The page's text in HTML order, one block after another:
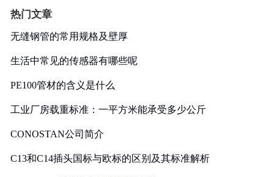
热门文章
无缝钢管的常用规格及壁厚
生活中常见的传感器有哪些呢
PE100管材的含义是什么
工业厂房载重标准：一平方米能承受多少公斤
CONOSTAN公司简介
C13和C14插头国标与欧标的区别及其标准解析